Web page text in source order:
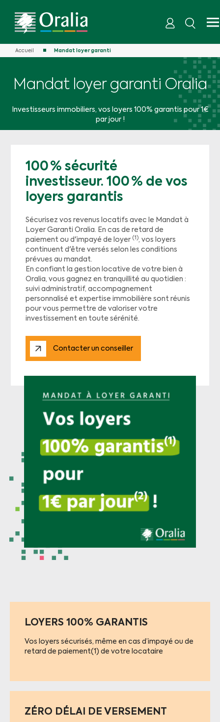
Accueil Mandat loyer garanti
Mandat loyer garanti Oralia
Investisseurs immobiliers, vos loyers 100% garantis pour 1€
par jour !
100 % sécurité
investisseur. 100 % de vos
loyers garantis
Sécurisez vos revenus locatifs avec le Mandat à
Loyer Garanti Oralia. En cas de retard de
paiement ou d'impayé de loyer (1), vos loyers
continuent d'être versés selon les conditions
prévues au mandat.
En confiant la gestion locative de votre bien à
Oralia, vous gagnez en tranquillité au quotidien :
suivi administratif, accompagnement
personnalisé et expertise immobilière sont réunis
pour vous permettre de valoriser votre
investissement en toute sérénité.
Contacter un conseiller
LOYERS 100% GARANTIS
Vos loyers sécurisés, même en cas d’impayé ou de
retard de paiement(1) de votre locataire
ZÉRO DÉLAI DE VERSEMENT